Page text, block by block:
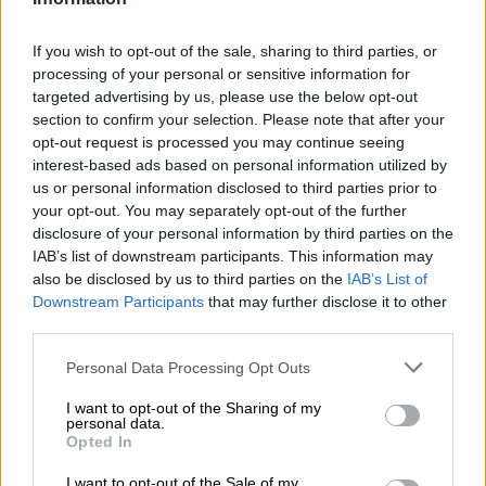
If you wish to opt-out of the sale, sharing to third parties, or
processing of your personal or sensitive information for
targeted advertising by us, please use the below opt-out
section to confirm your selection. Please note that after your
opt-out request is processed you may continue seeing
interest-based ads based on personal information utilized by
us or personal information disclosed to third parties prior to
your opt-out. You may separately opt-out of the further
disclosure of your personal information by third parties on the
IAB’s list of downstream participants. This information may
also be disclosed by us to third parties on the IAB’s List of
Downstream Participants that may further disclose it to other
Personal Data Processing Opt Outs
I want to opt-out of the Sharing of my
personal data.
Opted In
Reconquista leonesa
Por Carlos Miranda
Clara Campoamor: Mi sueño,
mi pesadilla
María Pérez Herrero
NOTICIAS MAS VISTAS
MARRUECOS | SALUD,CONSUMO, BIENESTAR